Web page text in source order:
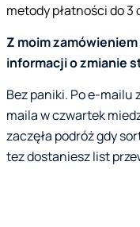
metody płatności do 3
Z moim
informacji o zmianie
Bez paniki. Po e-mailu
maila w czwartek
zaczęła podróż gdy
tez dostaniesz list